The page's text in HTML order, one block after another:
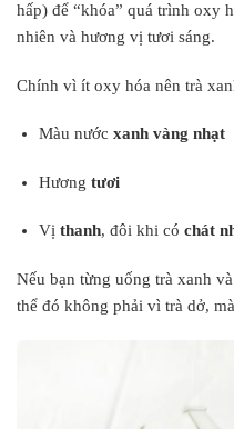
hấp) để “khóa” quá trình oxy
nhiên và hương vị tươi sáng.
Chính vì ít oxy hóa nên trà
Màu nước xanh vàng nhạt
Hương tươi
Vị thanh, đôi khi có chát
Nếu bạn từng uống trà xanh
thể đó không phải vì trà dở,